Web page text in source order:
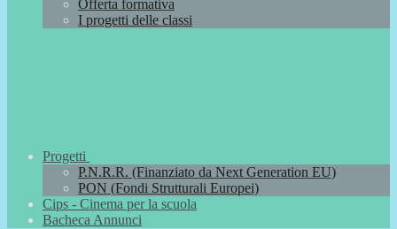
Offerta formativa
I progetti delle classi
Progetti
P.N.R.R. (Finanziato da Next Generation EU)
PON (Fondi Strutturali Europei)
Cips - Cinema per la scuola
Bacheca Annunci